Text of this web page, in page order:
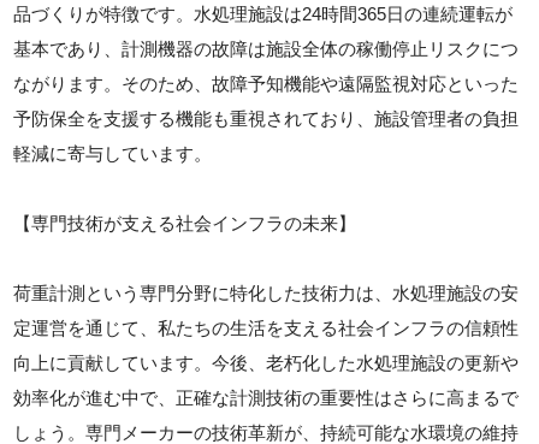
品づくりが特徴です。水処理施設は24時間365日の連続運転が
基本であり、計測機器の故障は施設全体の稼働停止リスクにつ
ながります。そのため、故障予知機能や遠隔監視対応といった
予防保全を支援する機能も重視されており、施設管理者の負担
軽減に寄与しています。
【専門技術が支える社会インフラの未来】
荷重計測という専門分野に特化した技術力は、水処理施設の安
定運営を通じて、私たちの生活を支える社会インフラの信頼性
向上に貢献しています。今後、老朽化した水処理施設の更新や
効率化が進む中で、正確な計測技術の重要性はさらに高まるで
しょう。専門メーカーの技術革新が、持続可能な水環境の維持